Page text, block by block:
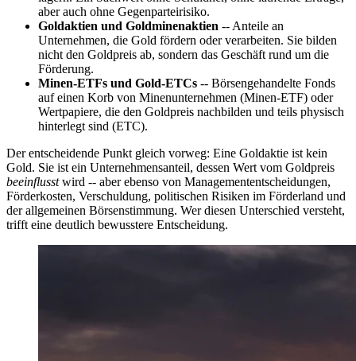
aber auch ohne Gegenparteirisiko.
Goldaktien und Goldminenaktien -- Anteile an
Unternehmen, die Gold fördern oder verarbeiten. Sie bilden
nicht den Goldpreis ab, sondern das Geschäft rund um die
Förderung.
Minen-ETFs und Gold-ETCs -- Börsengehandelte Fonds
auf einen Korb von Minenunternehmen (Minen-ETF) oder
Wertpapiere, die den Goldpreis nachbilden und teils physisch
hinterlegt sind (ETC).
Der entscheidende Punkt gleich vorweg: Eine Goldaktie ist kein
Gold. Sie ist ein Unternehmensanteil, dessen Wert vom Goldpreis
beeinflusstwird -- aber ebenso von Managemententscheidungen,
Förderkosten, Verschuldung, politischen Risiken im Förderland und
der allgemeinen Börsenstimmung. Wer diesen Unterschied versteht,
trifft eine deutlich bewusstere Entscheidung.